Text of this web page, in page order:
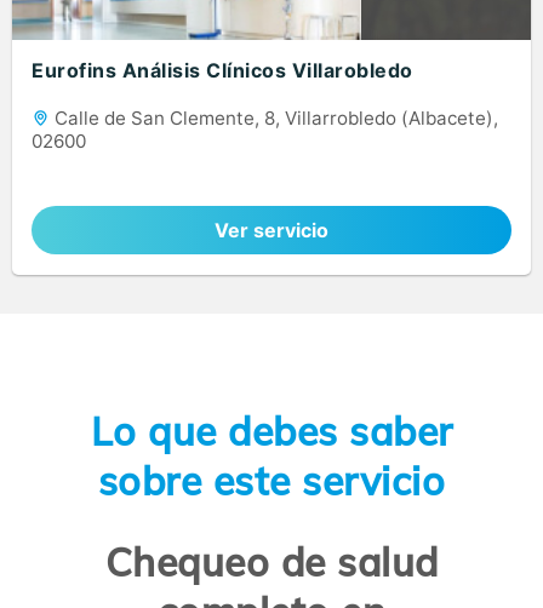
Eurofins Análisis Clínicos Villarobledo
Calle de San Clemente, 8, Villarrobledo (Albacete),
02600
Ver servicio
Lo que debes saber
sobre este servicio
Chequeo de salud